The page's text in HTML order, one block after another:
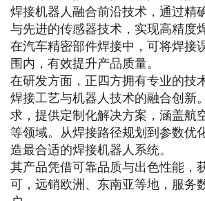
焊接机器人融合前沿技术，通过精
与先进的传感器技术，实现高精度
在汽车精密部件焊接中，可将焊接
围内，有效提升产品质量。
在研发方面，正四方拥有专业的技
焊接工艺与机器人技术的融合创新
求，提供定制化解决方案，涵盖航
等领域。从焊接路径规划到参数优
造最合适的焊接机器人系统。
其产品凭借可靠品质与出色性能，
可，远销欧洲、东南亚等地，服务